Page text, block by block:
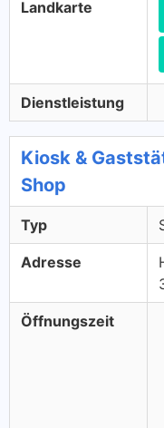
Landkarte
Dienstleistung
Kiosk &
Shop
Typ
Adresse
Öffnungszeit